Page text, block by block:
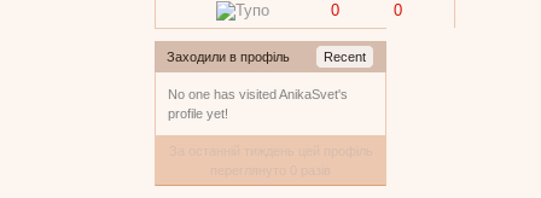
0
0
Заходили в профіль Recent
No one has visited AnikaSvet's
profile yet!